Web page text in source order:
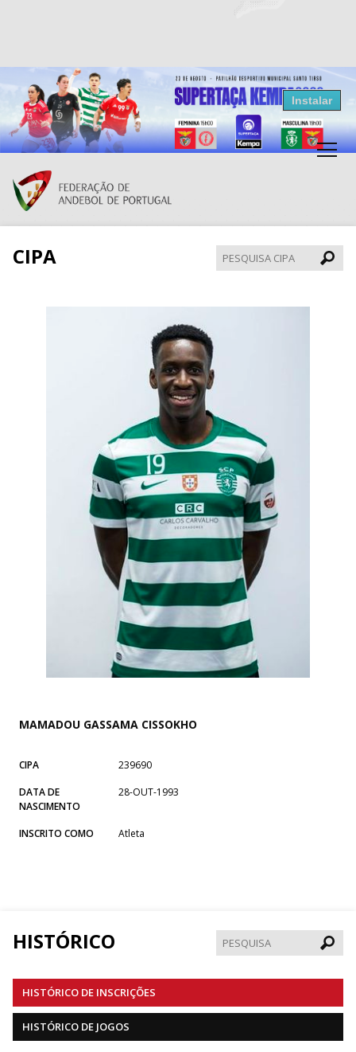
Resultados Andebol
Federação de Andebol de Portugal
Grátis - Disponivel na Play Store
Instalar
CIPA
CIPA
MAMADOU GASSAMA CISSOKHO
CIPA
239690
DATA DE
NASCIMENTO
28-OUT-1993
INSCRITO COMO Atleta
HISTÓRICO
HISTÓRICO DE INSCRIÇÕES
HISTÓRICO DE JOGOS